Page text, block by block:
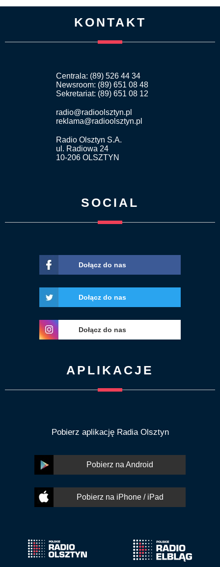
KONTAKT
Centrala: (89) 526 44 34
Newsroom: (89) 651 08 48
Sekretariat: (89) 651 08 12
radio@radioolsztyn.pl
reklama@radioolsztyn.pl
Radio Olsztyn S.A.
ul. Radiowa 24
10-206 OLSZTYN
SOCIAL
Dołącz do nas
Dołącz do nas
Dołącz do nas
APLIKACJE
Pobierz aplikację Radia Olsztyn
Pobierz na Android
Pobierz na iPhone / iPad